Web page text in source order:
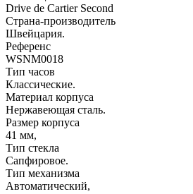
Drive de Cartier Second
Страна-производитель
Швейцария.
Референс
WSNM0018
Тип часов
Классические.
Материал корпуса
Нержавеющая сталь.
Размер корпуса
41 мм,
Тип стекла
Сапфировое.
Тип механизма
Автоматический,